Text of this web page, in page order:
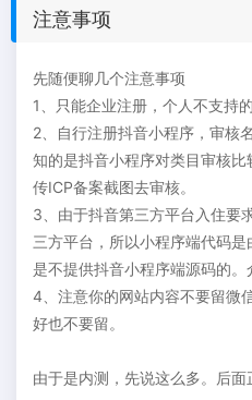
注意事项
先随便聊几个注意事项
1、只能企业注册，个人不支持的
2、自行注册抖音小程序，审核
知的是抖音小程序对类目审核
传ICP备案截图去审核。
3、由于抖音第三方平台入住要
三方平台，所以小程序端代码
是不提供抖音小程序端源码的。
4、注意你的网站内容不要留微
好也不要留。
由于是内测，先说这么多。后面